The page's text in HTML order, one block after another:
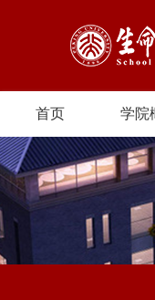
首页 学院